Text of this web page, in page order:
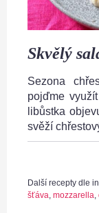
Skvělý
Sezona
pojďme
libůstka
svěží
Další recepty dle
šťáva, mozzarella,